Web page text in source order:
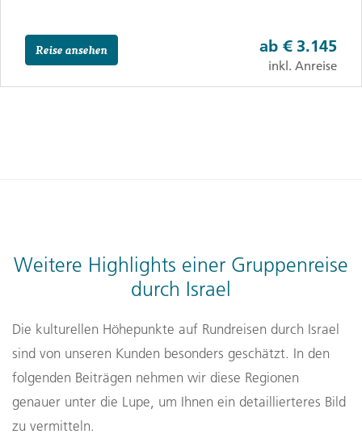
Reise ansehen ab € 3.145
inkl. Anreise
Weitere Highlights einer Gruppenreise
durch Israel
Die kulturellen Höhepunkte auf Rundreisen durch Israel
sind von unseren Kunden besonders geschätzt. In den
folgenden Beiträgen nehmen wir diese Regionen
genauer unter die Lupe, um Ihnen ein detaillierteres Bild
zu vermitteln.